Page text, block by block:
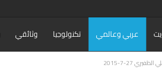
عربي وعالمي تكنولوجيا وثائقي
27-7-2015